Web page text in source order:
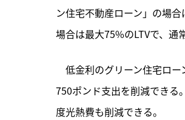
ン住宅不動産ローン」の場
場合は最大75%のLTVで、通
低金利のグリーン住宅ロー
750ポンド支出を削減できる
度光熱費も削減できる。